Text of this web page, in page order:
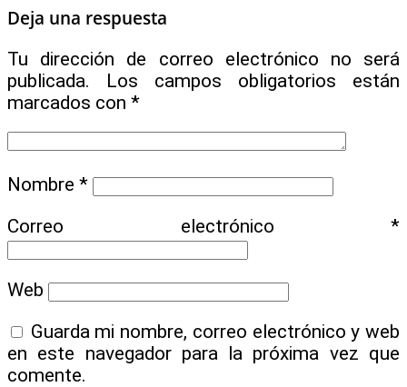
Deja una respuesta
Tu dirección de correo electrónico no será
publicada.
Los campos obligatorios están
marcados con *
Nombre *
Correo electrónico *
Web
Guarda mi nombre, correo electrónico y web
en este navegador para la próxima vez que
comente.